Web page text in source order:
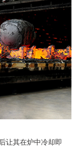
让其在炉中冷却即